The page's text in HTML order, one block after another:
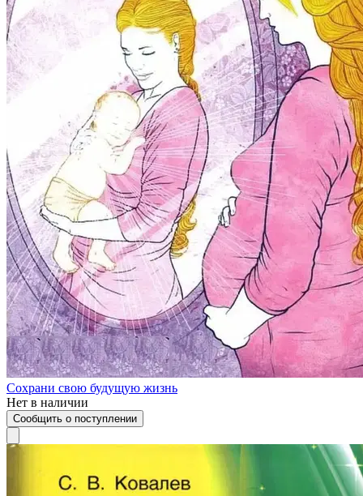
Сохрани свою будущую жизнь
Нет в наличии
Сообщить о поступлении